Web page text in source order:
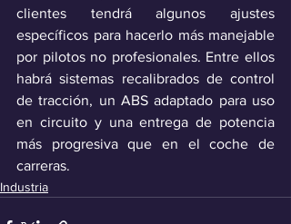
clientes tendrá algunos ajustes
específicos para hacerlo más manejable
por pilotos no profesionales. Entre ellos
habrá sistemas recalibrados de control
de tracción, un ABS adaptado para uso
en circuito y una entrega de potencia
más progresiva que en el coche de
carreras.
Industria